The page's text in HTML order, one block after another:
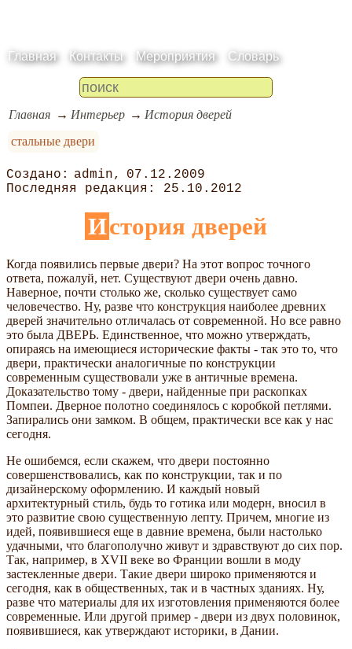
Главная Контакты Мероприятия Словарь
Главная Интерьер
История дверей
стальные двери
admin
07.12.2009
25.10.2012
История дверей
Когда появились первые двери? На этот вопрос точного
ответа, пожалуй, нет. Существуют двери очень давно.
Наверное, почти столько же, сколько существует само
человечество. Ну, разве что конструкция наиболее древних
дверей значительно отличалась от современной. Но все равно
это была ДВЕРЬ. Единственное, что можно утверждать,
опираясь на имеющиеся исторические факты - так это то, что
двери, практически аналогичные по конструкции
современным существовали уже в античные времена.
Доказательство тому - двери, найденные при раскопках
Помпеи. Дверное полотно соединялось с коробкой петлями.
Запирались они замком. В общем, практически все как у нас
сегодня.
Не ошибемся, если скажем, что двери постоянно
совершенствовались, как по конструкции, так и по
дизайнерскому оформлению. И каждый новый
архитектурный стиль, будь то готика или модерн, вносил в
это развитие свою существенную лепту. Причем, многие из
идей, появившиеся еще в давние времена, были настолько
удачными, что благополучно живут и здравствуют до сих пор.
Так, например, в XVII веке во Франции вошли в моду
застекленные двери. Такие двери широко применяются и
сегодня, как в общественных, так и в частных зданиях. Ну,
разве что материалы для их изготовления применяются более
современные. Или другой пример - двери из двух половинок,
появившиеся, как утверждают историки, в Дании.